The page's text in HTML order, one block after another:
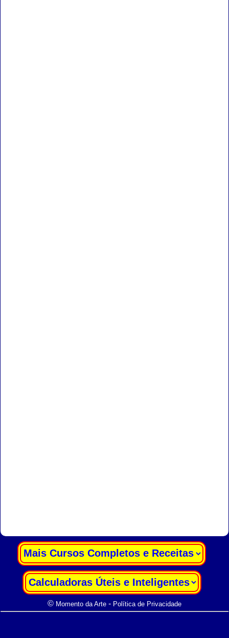
© Momento da Arte- Política de Privacidade